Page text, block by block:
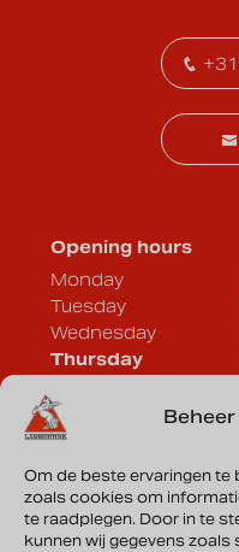
Om de beste ervaringen te
zoals cookies om
te raadplegen. Door in te
kunnen wij gegevens
Opening hours
Monday
Tuesday
Wednesday
Thursday
Saturday
Sunday
Lammertink
Vonderweg 33a